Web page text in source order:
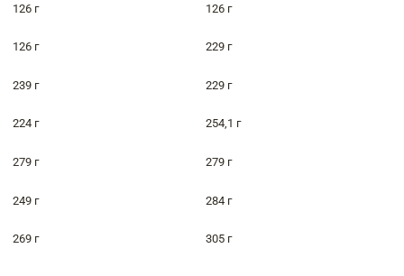
126 г 126 г
126 г 229 г
239 г 229 г
224 г 254,1 г
279 г 279 г
249 г 284 г
269 г 305 г